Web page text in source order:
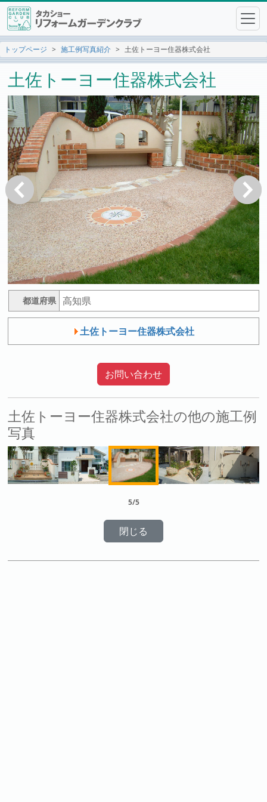
トップページ 施工例写真紹介 土佐トーヨー住器株式会社
土佐トーヨー住器株式会社
戻る 次へ
都道府県 高知県
土佐トーヨー住器株式会社
お問い合わせ
土佐トーヨー住器株式会社の他の施工例
写真
5/5